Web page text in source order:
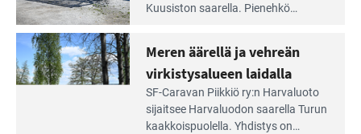
artikkeli:
Aivan
Saariston
Rengastien
portilla
Kuusiston saarella. Pie­nehkö
Meren äärellä ja vehreän
virkistysalueen laidalla
SF-Caravan Piikkiö ry:n Harvaluoto
sijait­see Harvaluodon saarella Turun
kaakkois­puolella. Yhdistys on